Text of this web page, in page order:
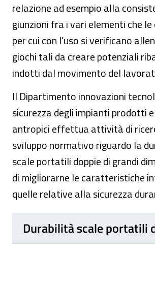
relazione ad esempio alla
giunzioni fra i vari elementi che
per cui con l’uso si verificano
giochi tali da creare potenziali
indotti dal movimento del
Il Dipartimento innovazioni
sicurezza degli impianti prodotti
antropici effettua attività di
sviluppo normativo riguardo la
scale portatili doppie di grandi
di migliorarne le caratteristiche
quelle relative alla sicurezza
Durabilità scale portatili